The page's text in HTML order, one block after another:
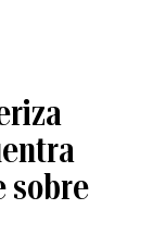
sobre